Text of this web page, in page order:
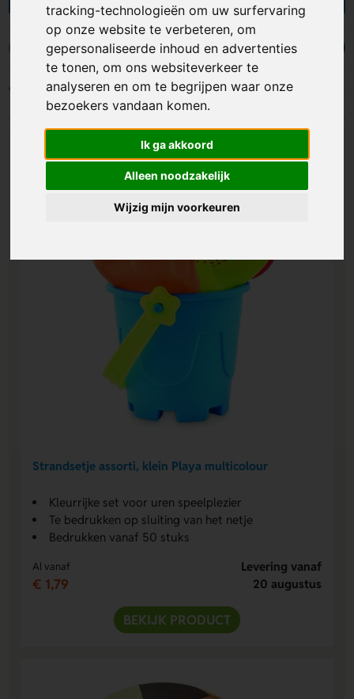
tracking-technologieën om uw surfervaring
op onze website te verbeteren, om
gepersonaliseerde inhoud en advertenties
te tonen, om ons websiteverkeer te
analyseren en om te begrijpen waar onze
bezoekers vandaan komen.
Ik ga akkoord
Alleen noodzakelijk
Wijzig mijn voorkeuren
deze artikelen voor op het strand naar wens
personaliseren, zoals in eigen kleur en met eigen
ontwerp opdruk. Of je wilt inzetten als give-
away of relatiegeschenk, met bedrukte
strandartikelen lever je hoe dan ook een bijdrage
aan het strandplezier en laat je je merk schitteren
Parasols Strandballen Waaiers Beachball sets
Filters
Strandsetje assorti, klein Playa multicolour
Kleurrijke set voor uren speelplezier
Te bedrukken op sluiting van het netje
Bedrukken vanaf 50 stuks
Al vanaf
€ 1,79
Levering vanaf
20 augustus
BEKIJK PRODUCT